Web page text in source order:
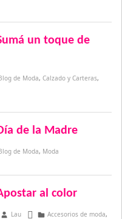
un toque de
de Moda, Calzado y Carteras,
de la Madre
de Moda, Moda
al color
octubre 1, 2015
Lau Accesorios de moda,